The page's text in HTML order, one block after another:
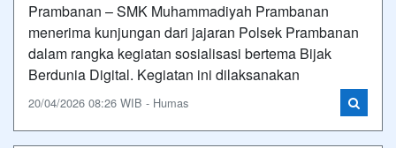
Prambanan – SMK Muhammadiyah Prambanan
menerima kunjungan dari jajaran Polsek Prambanan
dalam rangka kegiatan sosialisasi bertema Bijak
Berdunia Digital. Kegiatan ini dilaksanakan
20/04/2026 08:26 WIB - Humas